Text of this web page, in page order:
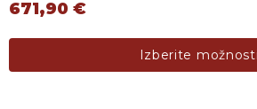
671,90 €
Izberite možnosti
Ta izdelek ima več različic.